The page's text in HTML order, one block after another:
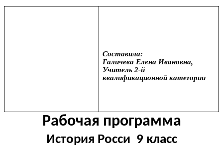
Составила:
Галичева Елена Ивановна,
Учитель 2-й
квалификационной категории
Рабочая программа
История Росси 9 класс